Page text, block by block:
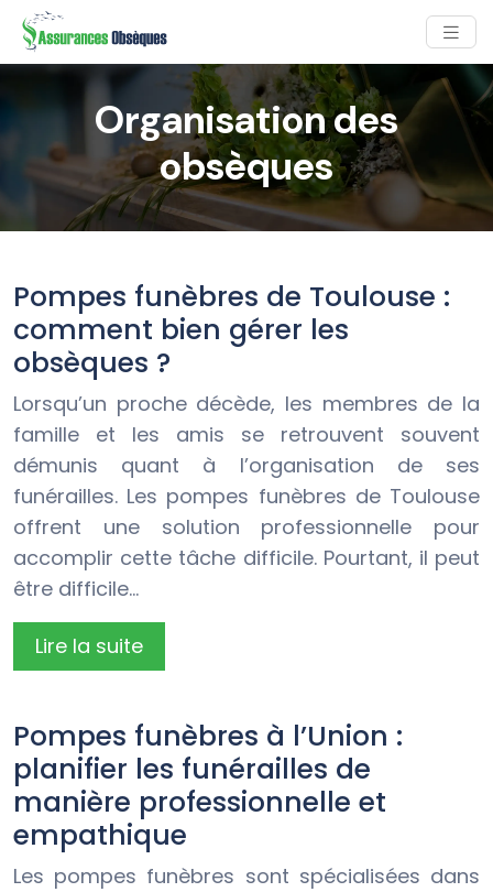
Organisation des
obsèques
Pompes funèbres de Toulouse :
comment bien gérer les
obsèques ?
Lorsqu’un proche décède, les membres de la
famille et les amis se retrouvent souvent
démunis quant à l’organisation de ses
funérailles. Les pompes funèbres de Toulouse
offrent une solution professionnelle pour
accomplir cette tâche difficile. Pourtant, il peut
être difficile…
Lire la suite
Pompes funèbres à l’Union :
planifier les funérailles de
manière professionnelle et
empathique
Les pompes funèbres sont spécialisées dans